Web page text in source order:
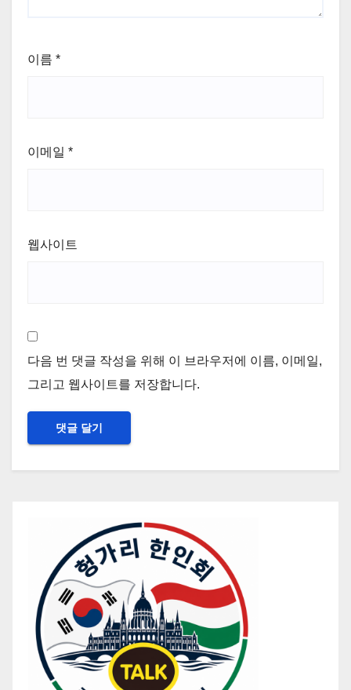
이름 *
이메일 *
웹사이트
다음 번 댓글 작성을 위해 이 브라우저에 이름, 이메일,
그리고 웹사이트를 저장합니다.